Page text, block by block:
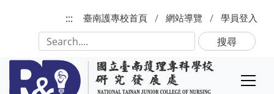
:::
臺南護專校首頁 網站導覽 學員登入
搜尋